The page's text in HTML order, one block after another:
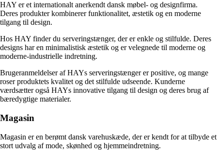
HAY er et internationalt anerkendt dansk møbel- og designfirma.
Deres produkter kombinerer funktionalitet, æstetik og en moderne
tilgang til design.
Hos HAY finder du serveringstænger, der er enkle og stilfulde. Deres
designs har en minimalistisk æstetik og er velegnede til moderne og
moderne-industrielle indretning.
Brugeranmeldelser af HAYs serveringstænger er positive, og mange
roser produktets kvalitet og det stilfulde udseende. Kunderne
værdsætter også HAYs innovative tilgang til design og deres brug af
bæredygtige materialer.
Magasin
Magasin er en berømt dansk varehuskæde, der er kendt for at tilbyde et
stort udvalg af mode, skønhed og hjemmeindretning.